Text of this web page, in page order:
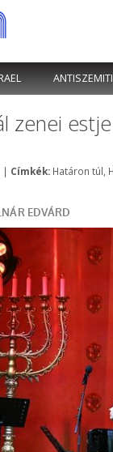
zenei
| Címkék: Címkék
Határon túl